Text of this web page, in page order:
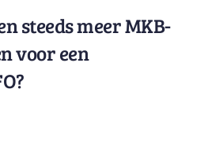
steeds meer MKB-
voor een